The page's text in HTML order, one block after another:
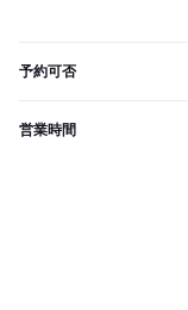
予約可否
営業時間